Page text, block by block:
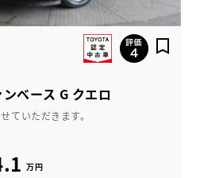
ベース G クエロ
ていただきます。
万円